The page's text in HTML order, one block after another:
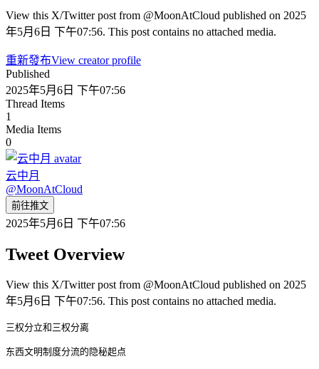
View this X/Twitter post from @MoonAtCloud published on 2025
年5月6日 下午07:56. This post contains no attached media.
重新發布View creator profile
Published
2025年5月6日 下午07:56
Thread Items
1
Media Items
0
云中月
@MoonAtCloud
前往推文
2025年5月6日 下午07:56
Tweet Overview
View this X/Twitter post from @MoonAtCloud published on 2025
年5月6日 下午07:56. This post contains no attached media.
三权分立和三权分离
东西文明制度分流的隐秘起点